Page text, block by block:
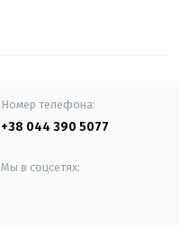
Номер телефона:
+38 044 390 5077
Мы в соцсетях: